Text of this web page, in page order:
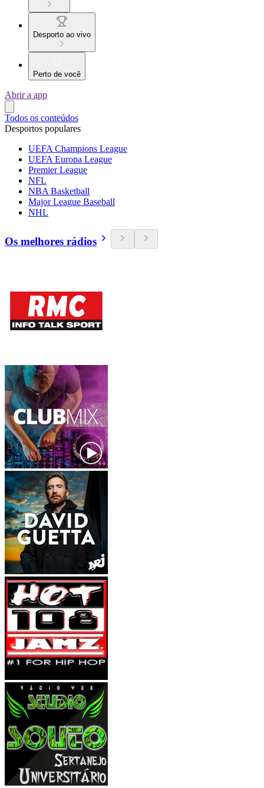
Desporto ao vivo
Perto de você
Abrir a app
Todos os conteúdos
Desportos populares
UEFA Champions League
UEFA Europa League
Premier League
NFL
NBA Basketball
Major League Baseball
NHL
Os melhores rádios